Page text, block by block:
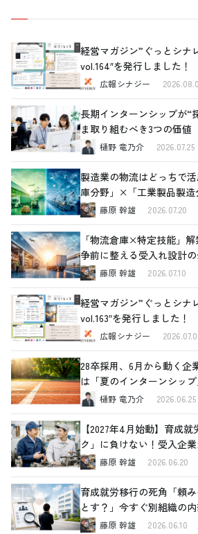
経営マガジン”ぐっとシナ
vol.164″を発行しました！
広報シナジー
長期インターンシップが
ま取り組むべき3つの価値
樋野 竜乃介 2026.07.25
製造業の物流はどっちで
庫分野」×「工業製品製造
藤原 幹雄 2026.07.20
「物流倉庫×特定技能」
争前に整える受入れ設計
藤原 幹雄 2026.07.10
経営マガジン”ぐっとシナ
vol.163″を発行しました！
広報シナジー
28卒採用、6月から動く企
は「夏のインターンシッ
か
樋野 竜乃介 2026.06.25
【2027年4月始動】育成
ク」に負けない！受入企
な対策藤原 幹雄 2026.06.20
育成就労移行の死角「頼
とす？」今すぐ別組織の
理由と、確認すべき4つの
藤原 幹雄 2026.06.10